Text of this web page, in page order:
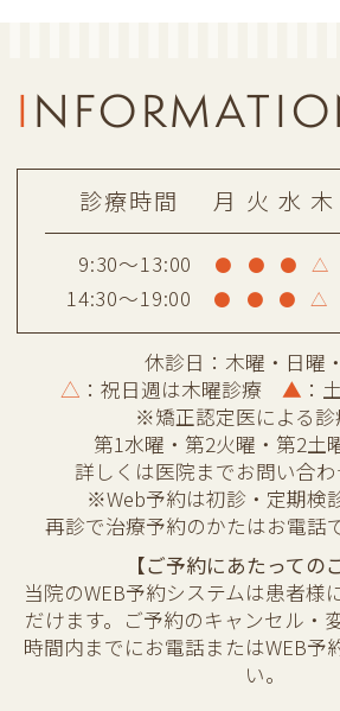
令和6年6月中旬ごろに完了を
ます。
ご迷惑をおかけいたしますが
願いいたします。
2024.03.07
【矯正の認定医による診療
矯正認定医による診療日が
第2火曜・第2土曜・第4土曜
↓
第1水曜・第2火曜・第2土曜
2023.12.27
【年末年始休診のお知らせ】
12月29日（金）〜1月3日（水
みいただきます。
1月4日（木）から通常通り診
す。
よろしくお願いします。
診療時間 月 火 水 木
9:30～13:00 ● ● ● △
14:30～19:00 ● ● ● △
休診日：木曜・日曜
△ ：祝日週は木曜診療 ▲ ：
※矯正認定医による診
第1水曜・第2火曜・第2土
詳しくは医院までお問い合わ
※Web予約は初診・定期検
再診で治療予約のかたはお電話
【ご予約にあたっての
当院のWEB予約システムは患者様
だけます。ご予約のキャンセル・
時間内までにお電話またはWEB予
い。